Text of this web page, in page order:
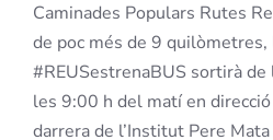
Caminades Populars Rutes
de poc més de 9 quilòmetres,
#REUSestrenaBUS sortirà
les 9:00 h del matí en
darrera de l’Institut Pere